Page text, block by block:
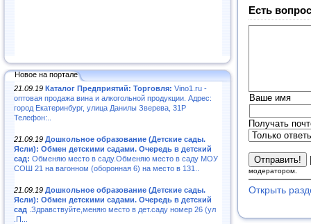
Новое на портале
21.09.19 Каталог Предприятий: Торговля: Vino1.ru -
оптовая продажа вина и алкогольной продукции. Адрес:
город Екатеринбург, улица Данилы Зверева, 31Р
Телефон:..
21.09.19 Дошкольное образование (Детские сады.
Ясли): Обмен детскими садами. Очередь в детский
сад: Обменяю место в саду.Обменяю место в саду МОУ
СОШ 21 на вагонном (оборонная 6) на место в 131..
21.09.19 Дошкольное образование (Детские сады.
Ясли): Обмен детскими садами. Очередь в детский
сад .Здравствуйте,меняю место в дет.саду номер 26 (ул
.П...
Есть
Ваше имя
Получать
модератором.
Открыть